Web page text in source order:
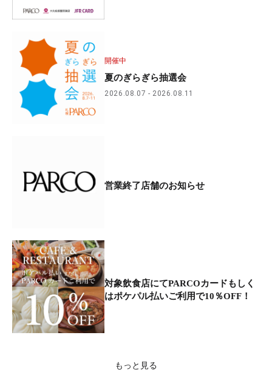
開催中
夏のぎらぎら抽選会
2026.08.07 2026.08.11
営業終了店舗のお知らせ
対象飲食店にてPARCOカードもしく
はポケパル払いご利用で10％OFF！
もっと見る